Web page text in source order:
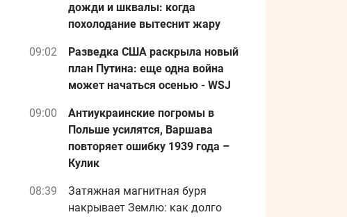
дожди и шквалы: когда
похолодание вытеснит жару
09:02
Разведка США раскрыла новый
план Путина: еще одна война
может начаться осенью - WSJ
09:00
Антиукраинские погромы в
Польше усилятся, Варшава
повторяет ошибку 1939 года –
Кулик
08:39
Затяжная магнитная буря
накрывает Землю: как долго